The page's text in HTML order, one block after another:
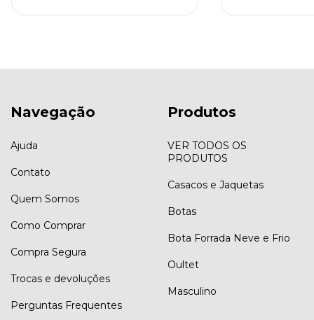
Navegação
Ajuda
Contato
Quem Somos
Como Comprar
Compra Segura
Trocas e devoluções
Perguntas Frequentes
Produtos
VER TODOS OS
PRODUTOS
Casacos e Jaquetas
Botas
Bota Forrada Neve e Frio
Oultet
Masculino